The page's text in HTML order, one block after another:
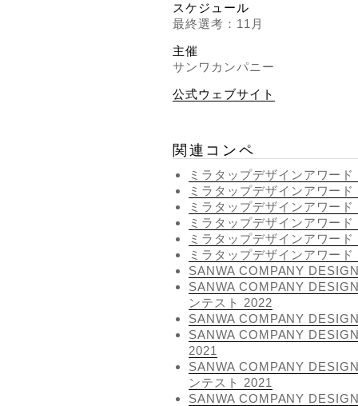
スケジュール
最終選考：11月
主催
サンワカンパニー
公式ウェブサイト
関連コンペ
ミラタップデザインアワー
ミラタップデザインアワー
ミラタップデザインアワー
ミラタップデザインアワー
ミラタップデザインアワー
ミラタップデザインアワー
SANWA COMPANY
SANWA COMPANY
ンテスト 2022
SANWA COMPANY
SANWA COMPANY
2021
SANWA COMPANY
ンテスト 2021
SANWA COMPANY